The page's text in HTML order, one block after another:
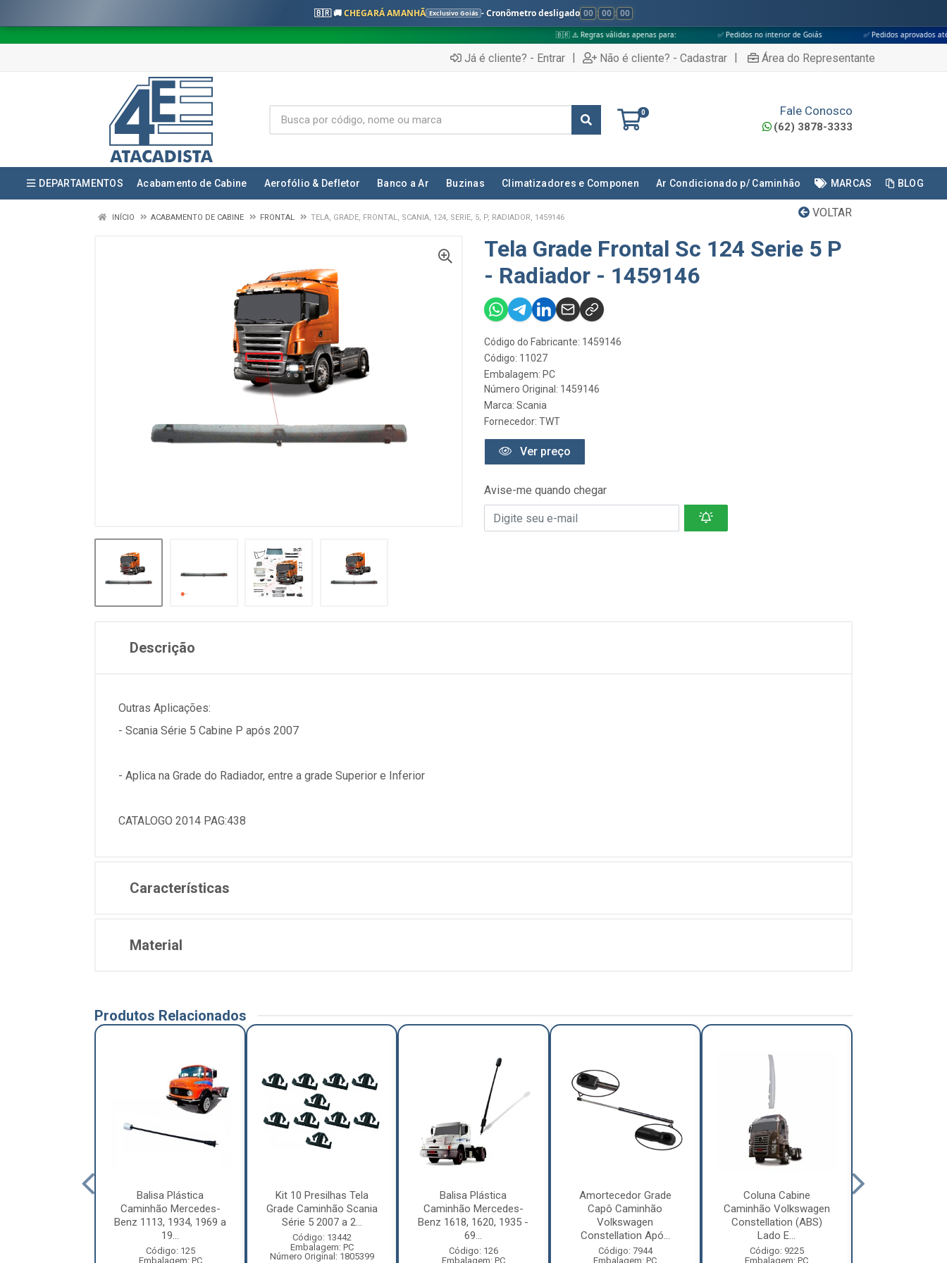
🇧🇷 🚚CHEGARÁ AMANHÃ Exclusivo Goiás - Cronômetro desligado 00 : 00 : 00
🇧🇷 ⚠️ Regras válidas apenas para: ✅ Pedidos no interior de Goiás ✅ Pedidos aprovados até às 18h
Já é cliente? - Entrar | Não é cliente? - Cadastrar | Área do Representante
0 Fale Conosco
(62) 3878-3333
DEPARTAMENTOS Acabamento de Cabine Aerofólio & Defletor Banco a Ar Buzinas Climatizadores e Componen Ar Condicionado p/ Caminhão MARCAS BLOG
VOLTAR
INÍCIO ACABAMENTO DE CABINE FRONTAL TELA, GRADE, FRONTAL, SCANIA, 124, SERIE, 5, P, RADIADOR, 1459146
Tela Grade Frontal Sc 124 Serie 5 P
- Radiador - 1459146
Código do Fabricante: 1459146
Código: 11027
Embalagem: PC
Número Original: 1459146
Marca: Scania
Fornecedor: TWT
Ver preço
Avise-me quando chegar
Descrição
Outras Aplicações:
- Scania Série 5 Cabine P após 2007
- Aplica na Grade do Radiador, entre a grade Superior e Inferior
CATALOGO 2014 PAG:438
Características
Material
Produtos Relacionados
Balisa Plástica
Caminhão Mercedes-
Benz 1113, 1934, 1969 a
19...
Código: 125
Embalagem: PC
Kit 10 Presilhas Tela
Grade Caminhão Scania
Série 5 2007 a 2...
Código: 13442
Embalagem: PC
Número Original: 1805399
Balisa Plástica
Caminhão Mercedes-
Benz 1618, 1620, 1935 -
69...
Código: 126
Embalagem: PC
Amortecedor Grade
Capô Caminhão
Volkswagen
Constellation Apó...
Código: 7944
Embalagem: PC
Coluna Cabine
Caminhão Volkswagen
Constellation (ABS)
Lado E...
Código: 9225
Embalagem: PC